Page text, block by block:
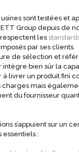
sont testées et
Group depuis de
les
par ses clients.
de sélection et
intègre bien sûr la
à livrer un produit fini
charges mais
du fournisseur
s’appuient sur un
: